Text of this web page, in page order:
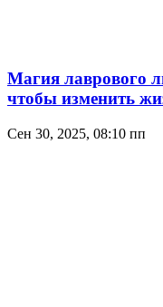
Магия лаврового
чтобы изменить
Сен 30, 2025, 08:10 пп